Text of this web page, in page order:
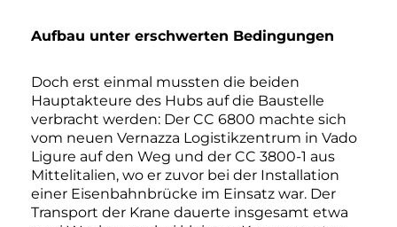
Aufbau unter erschwerten Bedingungen
Doch erst einmal mussten die beiden
Hauptakteure des Hubs auf die Baustelle
verbracht werden: Der CC 6800 machte sich
vom neuen Vernazza Logistikzentrum in Vado
Ligure auf den Weg und der CC 3800-1 aus
Mittelitalien, wo er zuvor bei der Installation
einer Eisenbahnbrücke im Einsatz war. Der
Transport der Krane dauerte insgesamt etwa